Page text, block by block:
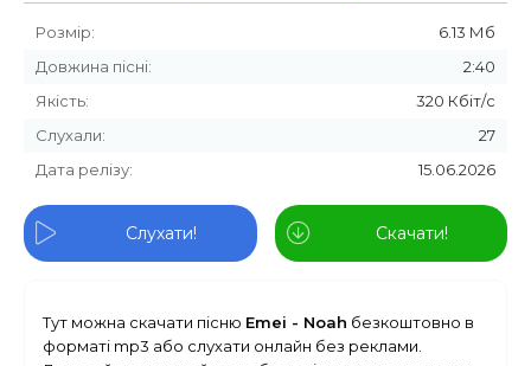
Розмір:
6.13 Мб
Довжина пісні:
2:40
Якість:
320 Кбіт/с
Слухали:
27
Дата релізу:
15.06.2026
Слухати! Скачати!
Тут можна скачати пісню Emei - Noah безкоштовно в
форматі mp3 або слухати онлайн без реклами.